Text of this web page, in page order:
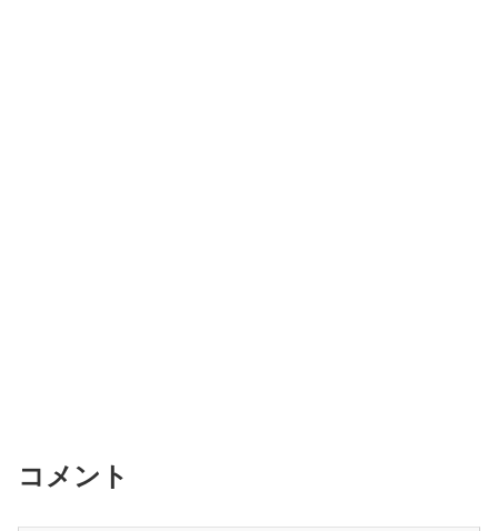
コメント